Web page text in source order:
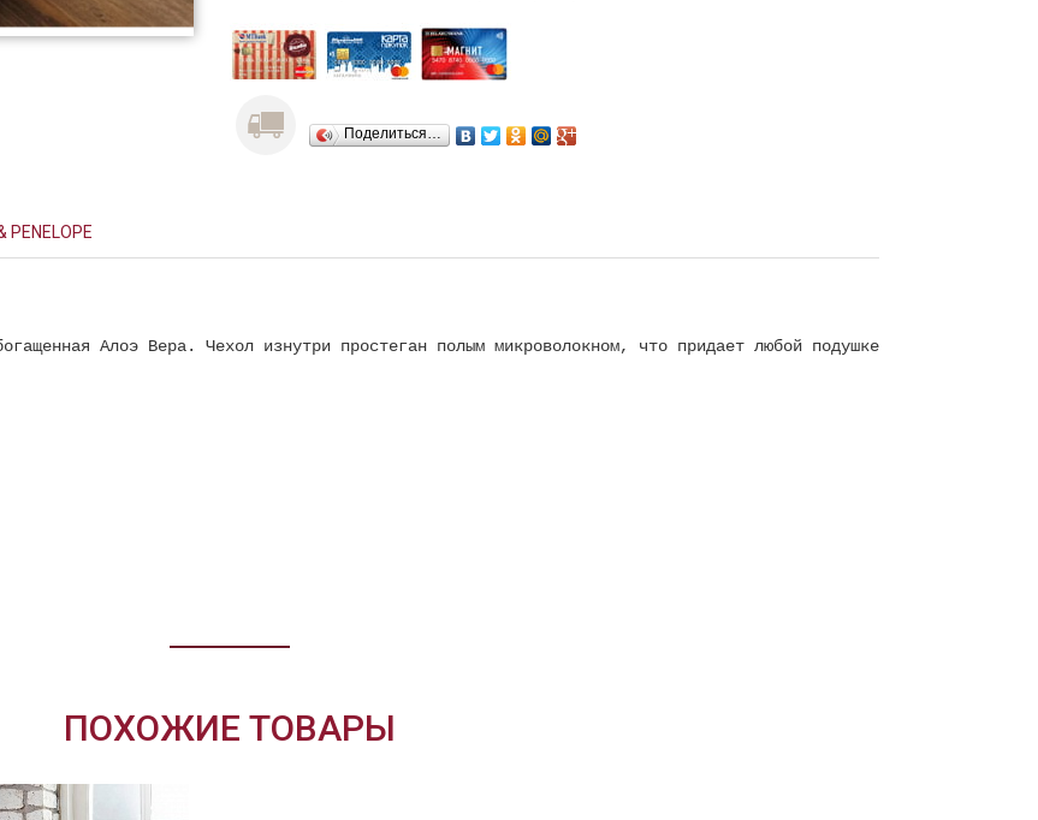
Поделиться…
PENELOPE
Алоэ Вера. Чехол изнутри простеган полым микроволокном, что придает любой подушке
ПОХОЖИЕ ТОВАРЫ